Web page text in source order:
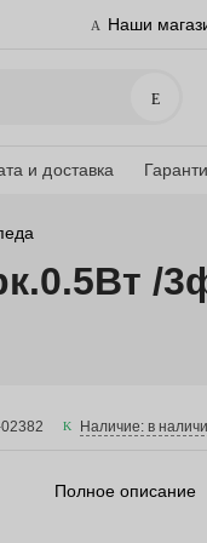
Наши
Поиск
и доставка
/
Наличие: в
Полное описание